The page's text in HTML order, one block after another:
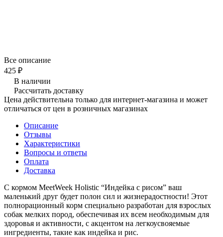
Все описание
425 ₽
В наличии
Рассчитать доставку
Цена действительна только для интернет-магазина и может
отличаться от цен в розничных магазинах
Описание
Отзывы
Характеристики
Вопросы и ответы
Оплата
Доставка
С кормом MeetWeek Holistic “Индейка с рисом” ваш
маленький друг будет полон сил и жизнерадостности! Этот
полнорационный корм специально разработан для взрослых
собак мелких пород, обеспечивая их всем необходимым для
здоровья и активности, с акцентом на легкоусвояемые
ингредиенты, такие как индейка и рис.